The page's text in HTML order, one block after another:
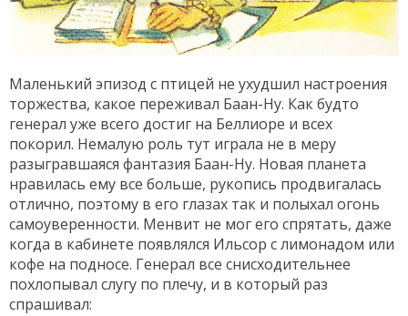
Маленький эпизод с птицей не ухудшил настроения
торжества, какое переживал Баан-Ну. Как будто
генерал уже всего достиг на Беллиоре и всех
покорил. Немалую роль тут играла не в меру
разыгравшаяся фантазия Баан-Ну. Новая планета
нравилась ему все больше, рукопись продвигалась
отлично, поэтому в его глазах так и полыхал огонь
самоуверенности. Менвит не мог его спрятать, даже
когда в кабинете появлялся Ильсор с лимонадом или
кофе на подносе. Генерал все снисходительнее
похлопывал слугу по плечу, и в который раз
спрашивал: